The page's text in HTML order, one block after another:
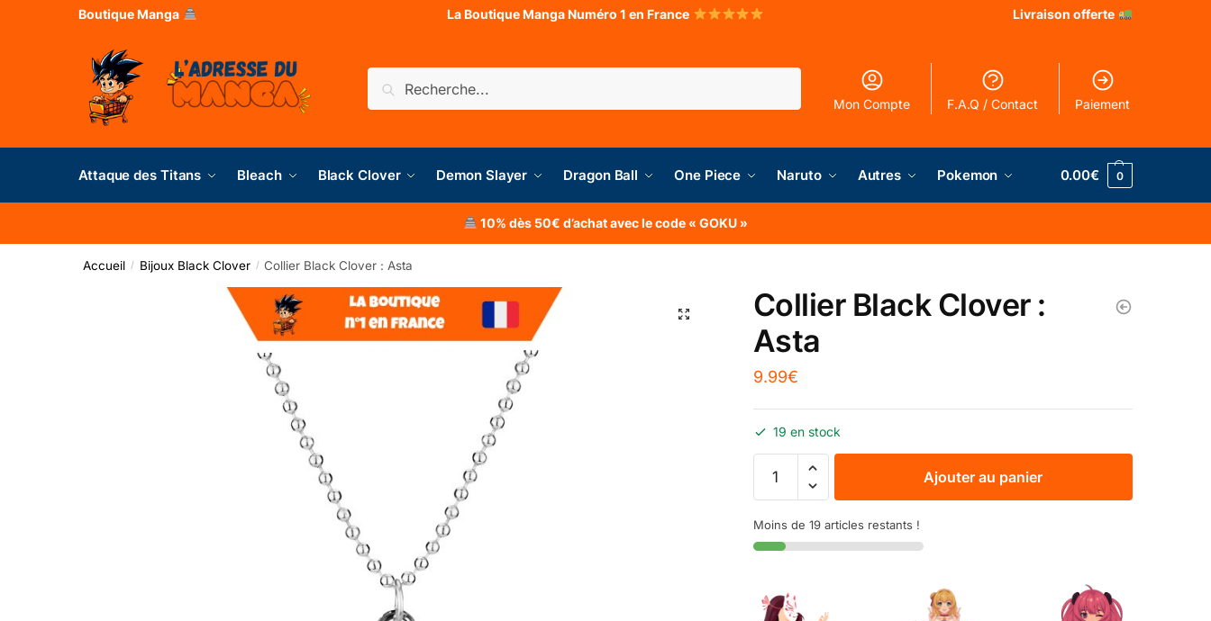
Boutique Manga La Boutique Manga Numéro 1 en France Livraison offerte
Mon Compte F.A.Q / Contact Paiement
Attaque des Titans Bleach Black Clover Demon Slayer Dragon Ball One Piece Naruto Autres Pokemon 0.00€ 0
10% dès 50€ d’achat avec le code « GOKU »
Accueil / Bijoux Black Clover / Collier Black Clover : Asta
Collier Black Clover :
Asta
9.99€
19 en stock
Ajouter au panier
Moins de 19 articles restants !